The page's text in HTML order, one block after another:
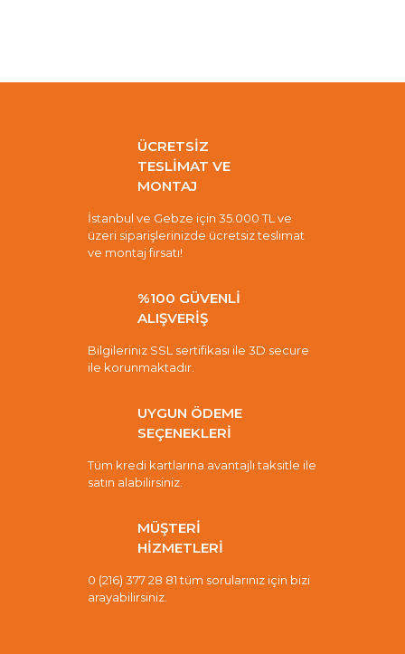
ÜCRETSİZ
TESLİMAT VE
MONTAJ
İstanbul ve Gebze için 35.000 TL ve
üzeri siparişlerinizde ücretsiz teslimat
ve montaj fırsatı!
%100 GÜVENLİ
ALIŞVERİŞ
Bilgileriniz SSL sertifikası ile 3D secure
ile korunmaktadır.
UYGUN ÖDEME
SEÇENEKLERİ
Tüm kredi kartlarına avantajlı taksitle ile
satın alabilirsiniz.
MÜŞTERİ
HİZMETLERİ
0 (216) 377 28 81 tüm sorularınız için bizi
arayabilirsiniz.